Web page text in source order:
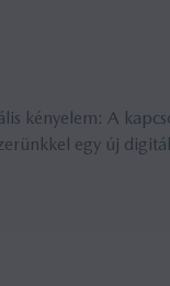
kényelem: A
egy új